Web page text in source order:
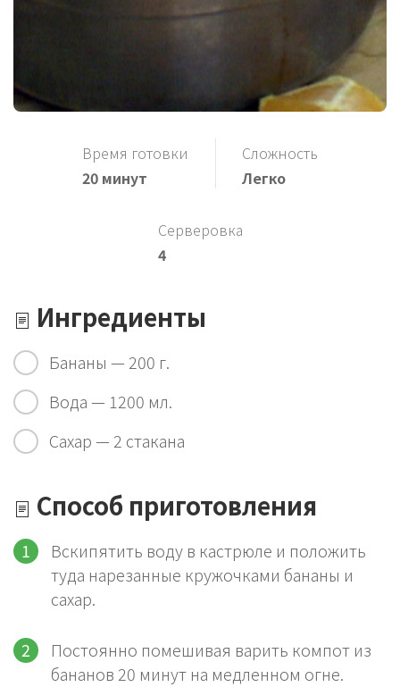
Время готовки
20 минут
Сложность
Легко
Серверовка
4
Ингредиенты
Бананы — 200 г.
Вода — 1200 мл.
Сахар — 2 стакана
Способ приготовления
Вскипятить воду в кастрюле и положить
туда нарезанные кружочками бананы и
сахар.
Постоянно помешивая варить компот из
бананов 20 минут на медленном огне.